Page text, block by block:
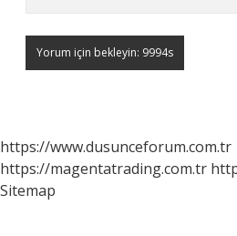
https://www.dusunceforum.com.tr
https://magentatrading.com.tr
Sitemap